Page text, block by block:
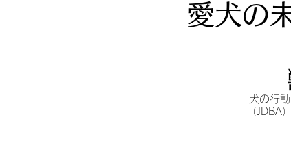
愛犬の
犬の行
（JDBA